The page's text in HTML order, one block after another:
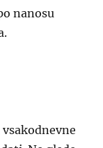
nanosu